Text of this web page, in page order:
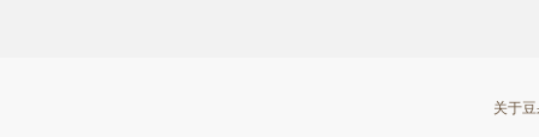
关于